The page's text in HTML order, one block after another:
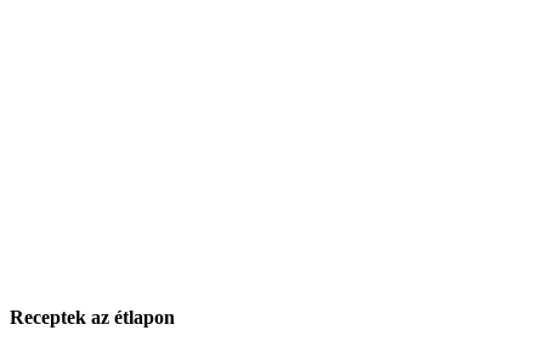
Receptek az étlapon